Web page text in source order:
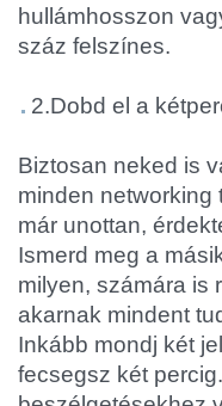
hullámhosszon
száz felszínes.
2.Dobd el a
Biztosan neked is
minden
már unottan,
Ismerd meg a
milyen, számára is
akarnak mindent
Inkább mondj két
fecsegsz két